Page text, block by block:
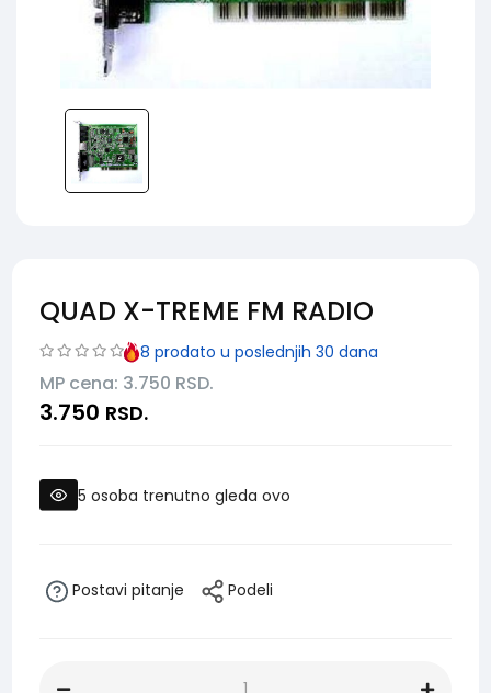
QUAD X-TREME FM RADIO
8 prodato u poslednjih 30 dana
MP cena: 3.750 RSD.
3.750 RSD.
5 osoba trenutno gleda ovo
Postavi pitanje Podeli